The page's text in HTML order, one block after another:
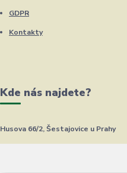
GDPR
Kontakty
Kde nás najdete?
Husova 66/2, Šestajovice u Prahy